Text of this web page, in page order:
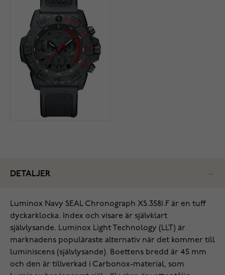
DETALJER
Luminox Navy SEAL Chronograph XS.3581.F är en tuff
dyckarklocka. Index och visare är självklart
självlysande. Luminox Light Technology (LLT) är
marknadens populäraste alternativ när det kommer till
luminiscens (självlysande). Boettens bredd är 45 mm
och den är tillverkad i Carbonox-material, som